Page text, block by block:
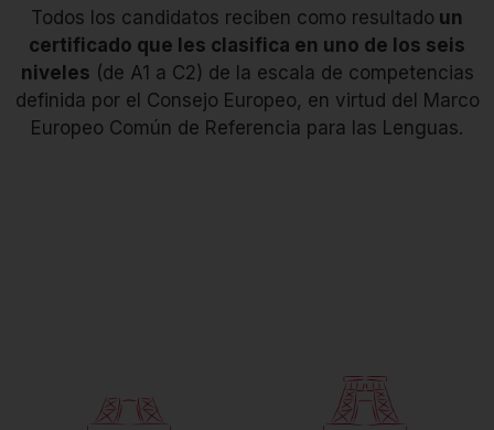
Todos los candidatos reciben como resultado un
certificado que les clasifica en uno de los seis
niveles (de A1 a C2) de la escala de competencias
definida por el Consejo Europeo, en virtud del Marco
Europeo Común de Referencia para las Lenguas.
capaz de llevar a cabo
conversaciones sencillas:
puede hablar de sí
mismo y de su entorno
inmediato.
de la vida cotidiana.
Puede utilizar las
fórmulas de cortesía y de
intercambio más
frecuentes.